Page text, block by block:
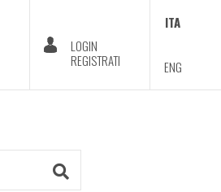
LOGIN
REGISTRATI
ITA
ENG